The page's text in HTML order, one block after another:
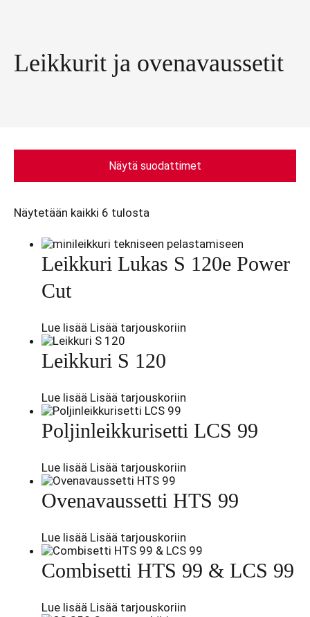
Leikkurit ja ovenavaussetit
Näytä suodattimet
Näytetään kaikki 6 tulosta
Leikkuri Lukas S 120e Power
Cut
Lue lisää Lisää tarjouskoriin
Leikkuri S 120
Lue lisää Lisää tarjouskoriin
Poljinleikkurisetti LCS 99
Lue lisää Lisää tarjouskoriin
Ovenavaussetti HTS 99
Lue lisää Lisää tarjouskoriin
Combisetti HTS 99 & LCS 99
Lue lisää Lisää tarjouskoriin